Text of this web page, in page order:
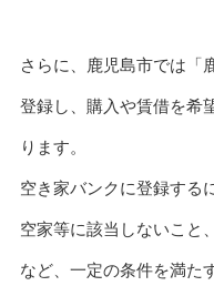
さらに、鹿児島市では「
登録し、購入や賃借を希
ります。
空き家バンクに登録する
空家等に該当しないこと
など、一定の条件を満た